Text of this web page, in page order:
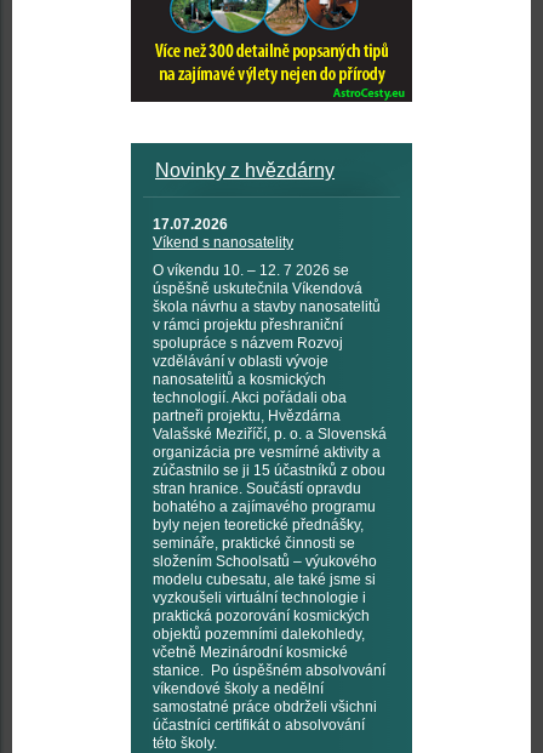
Novinky z hvězdárny
17.07.2026
Víkend s nanosatelity
O víkendu 10. – 12. 7 2026 se
úspěšně uskutečnila Víkendová
škola návrhu a stavby nanosatelitů
v rámci projektu přeshraniční
spolupráce s názvem Rozvoj
vzdělávání v oblasti vývoje
nanosatelitů a kosmických
technologií. Akci pořádali oba
partneři projektu, Hvězdárna
Valašské Meziříčí, p. o. a Slovenská
organizácia pre vesmírné aktivity a
zúčastnilo se ji 15 účastníků z obou
stran hranice. Součástí opravdu
bohatého a zajímavého programu
byly nejen teoretické přednášky,
semináře, praktické činnosti se
složením Schoolsatů – výukového
modelu cubesatu, ale také jsme si
vyzkoušeli virtuální technologie i
praktická pozorování kosmických
objektů pozemními dalekohledy,
včetně Mezinárodní kosmické
stanice. Po úspěšném absolvování
víkendové školy a nedělní
samostatné práce obdrželi všichni
účastníci certifikát o absolvování
této školy.